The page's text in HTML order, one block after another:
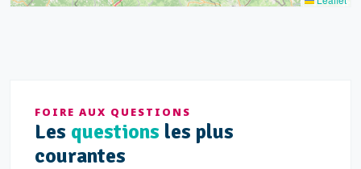
FOIRE AUX QUESTIONS
Les questions les plus
courantes